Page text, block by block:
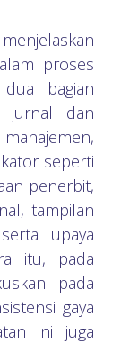
proses
bagian
jurnal dan
seperti
penerbit,
tampilan
upaya
itu, pada
pada
gaya
ini juga